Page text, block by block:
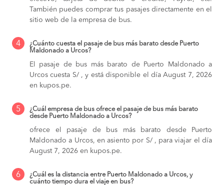
También puedes comprar tus pasajes directamente en el
sitio web de la empresa de bus.
4
¿Cuánto cuesta el pasaje de bus más barato desde Puerto
Maldonado a Urcos?
El pasaje de bus más barato de Puerto Maldonado a
Urcos cuesta S/ , y está disponible el día August 7, 2026
en kupos.pe.
5
¿Cuál empresa de bus ofrece el pasaje de bus más barato
desde Puerto Maldonado a Urcos?
ofrece el pasaje de bus más barato desde Puerto
Maldonado a Urcos, en asiento por S/ , para viajar el día
August 7, 2026 en kupos.pe.
6
¿Cuál es la distancia entre Puerto Maldonado a Urcos, y
cuánto tiempo dura el viaje en bus?